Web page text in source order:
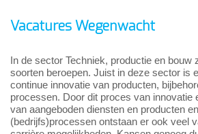
Vacatures Wegenwacht
In de sector Techniek, productie en bouw
soorten beroepen. Juist in deze sector is
continue innovatie van producten,
processen. Door dit proces van innovatie
van aangeboden diensten en producten
(bedrijfs)processen ontstaan er ook veel